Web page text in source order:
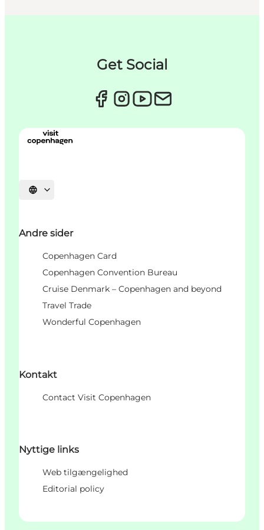
Get Social
Vælg sprog
Andre sider
Copenhagen Card
Copenhagen Convention Bureau
Cruise Denmark – Copenhagen and beyond
Travel Trade
Wonderful Copenhagen
Kontakt
Contact Visit Copenhagen
Nyttige links
Web tilgængelighed
Editorial policy